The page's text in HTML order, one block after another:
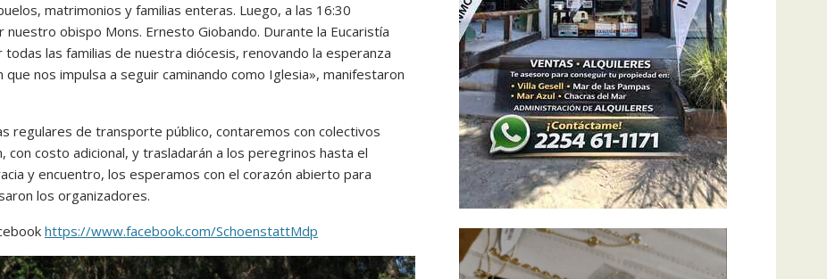
matrimonios y familias enteras. Luego, a las 16:30
obispo Mons. Ernesto Giobando. Durante la Eucaristía
las familias de nuestra diócesis, renovando la esperanza
nos impulsa a seguir caminando como Iglesia», manifestaron
regulares de transporte público, contaremos con colectivos
costo adicional, y trasladarán a los peregrinos hasta el
y encuentro, los esperamos con el corazón abierto para
los organizadores.
https://www.facebook.com/SchoenstattMdp